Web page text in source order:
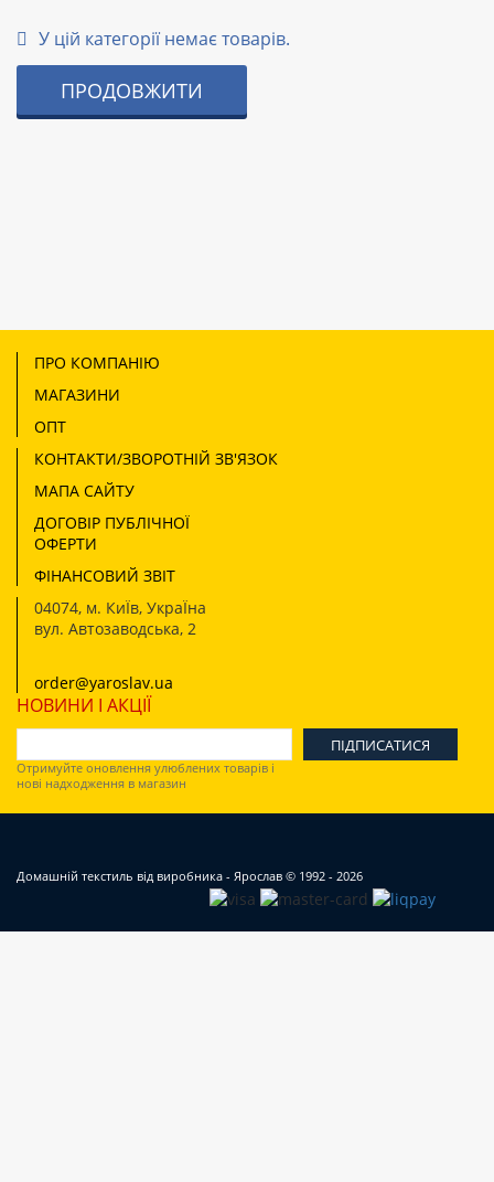
У цій категорії немає товарів.
ПРОДОВЖИТИ
ПРО КОМПАНІЮ
МАГАЗИНИ
ОПТ
КОНТАКТИ/ЗВОРОТНІЙ ЗВ'ЯЗОК
МАПА САЙТУ
ДОГОВІР ПУБЛІЧНОЇ
ОФЕРТИ
ФІНАНСОВИЙ ЗВІТ
04074, м. КиЇв, УкраЇна
вул. Автозаводська, 2
order@yaroslav.ua
НОВИНИ І АКЦІЇ
Отримуйте оновлення улюблених товарів і
нові надходження в магазин
Домашній текстиль від виробника - Ярослав © 1992 - 2026